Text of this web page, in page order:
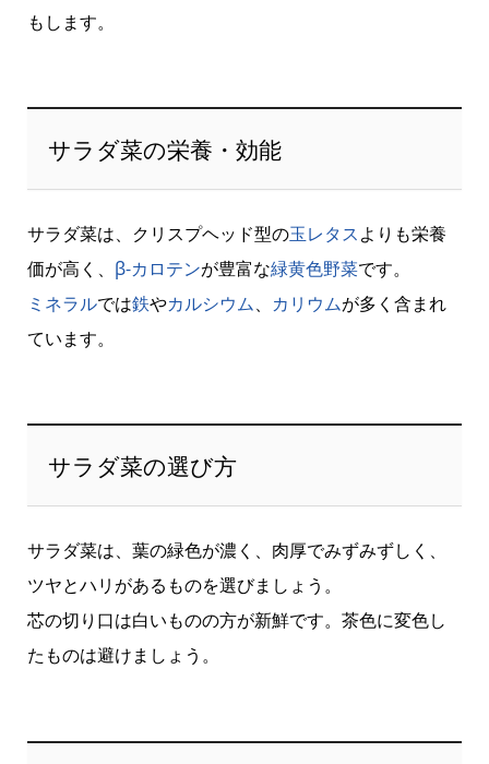
もします。
サラダ菜の栄養・効能
サラダ菜は、クリスプヘッド型の玉レタスよりも栄養
価が高く、 β-カロテンが豊富な緑黄色野菜です。
ミネラルでは鉄やカルシウム、 カリウムが多く含まれ
ています。
サラダ菜の選び方
サラダ菜は、葉の緑色が濃く、肉厚でみずみずしく、
ツヤとハリがあるものを選びましょう。
芯の切り口は白いものの方が新鮮です。茶色に変色し
たものは避けましょう。